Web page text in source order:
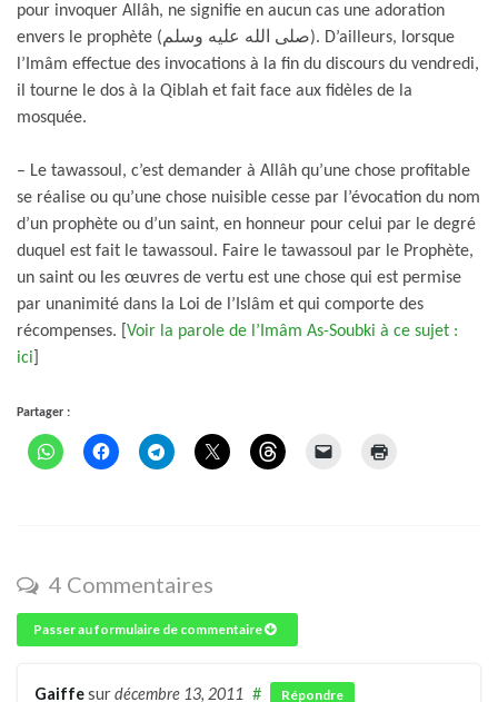
pour invoquer Allâh, ne signifie en aucun cas une adoration
envers le prophète (صلى الله عليه وسلم). D’ailleurs, lorsque
l’Imâm effectue des invocations à la fin du discours du vendredi,
il tourne le dos à la Qiblah et fait face aux fidèles de la
mosquée.
– Le tawassoul, c’est demander à Allâh qu’une chose profitable
se réalise ou qu’une chose nuisible cesse par l’évocation du nom
d’un prophète ou d’un saint, en honneur pour celui par le degré
duquel est fait le tawassoul. Faire le tawassoul par le Prophète,
un saint ou les œuvres de vertu est une chose qui est permise
par unanimité dans la Loi de l’Islâm et qui comporte des
récompenses. [ Voir la parole de l’Imâm As-Soubki à ce sujet :
ici
Partager :
4 Commentaires
Passer au formulaire de commentaire
Gaiffesur décembre 13, 2011 # Répondre